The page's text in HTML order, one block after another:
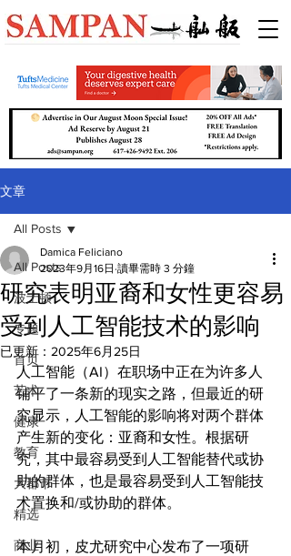
文章
All Posts
波士顿
专题
首页
艺术
健康
教育
大都市
精选
商业
All Posts
研究表明亚裔和女性更容易
受到人工智能技术的影响
Damica Feliciano
2023年9月16日 讀畢需時 3 分鐘
已更新： 2025年6月25日
人工智能（AI）在职场中正在为许多人
铺平了一条新的现实之路，但最近的研
究显示，人工智能的影响将对两个群体
产生新的变化：亚裔和女性。根据研
究，其中最容易受到人工智能替代或协
助的群体，也是最容易受到人工智能技
术置换和/或协助的群体。
本月初，皮尤研究中心发布了一项研